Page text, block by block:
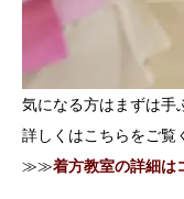
気になる方はまずは手
詳しくはこちらをご覧
≫≫着方教室の詳細は